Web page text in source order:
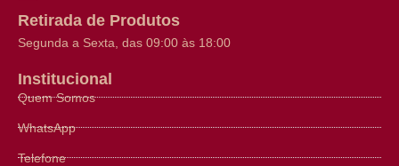
Retirada de Produtos
Segunda a Sexta, das 09:00 às 18:00
Institucional
Quem Somos
WhatsApp
Telefone